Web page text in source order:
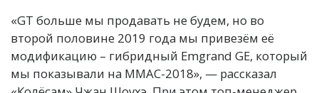
«GT больше мы продавать не будем, но во
второй половине 2019 года мы привезём её
модификацию – гибридный Emgrand GE, который
мы показывали на ММАС-2018», — рассказал